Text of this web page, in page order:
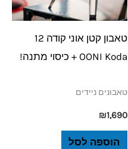
טאבון קטן אוני קודה 12
OONI Koda + כיסוי מתנה!
טאבונים ניידים
₪1,690
הוספה לסל